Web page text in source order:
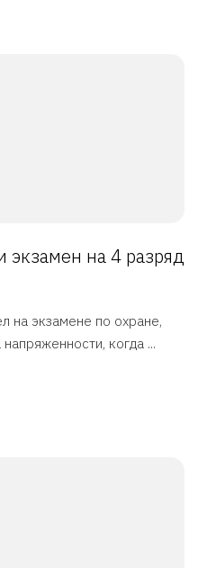
экзамен на 4 разряд
на экзамене по охране,
когда ...